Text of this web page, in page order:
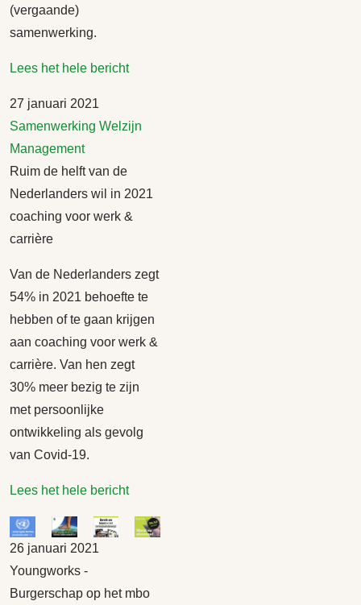
(vergaande)
samenwerking.
Lees het hele bericht
27 januari 2021
Samenwerking Welzijn
Management
Ruim de helft van de
Nederlanders wil in 2021
coaching voor werk &
carrière
Van de Nederlanders zegt
54% in 2021 behoefte te
hebben of te gaan krijgen
aan coaching voor werk &
carrière. Van hen zegt
30% meer bezig te zijn
met persoonlijke
ontwikkeling als gevolg
van Covid-19.
Lees het hele bericht
26 januari 2021
Youngworks -
Burgerschap op het mbo